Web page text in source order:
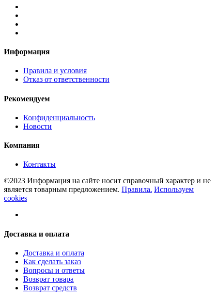
Информация
Правила и условия
Отказ от ответственности
Рекомендуем
Конфиденциальность
Новости
Компания
Контакты
©2023 Информация на сайте носит справочный характер и не
является товарным предложением. Правила. Используем
cookies
Доставка и оплата
Доставка и оплата
Как сделать заказ
Вопросы и ответы
Возврат товара
Возврат средств